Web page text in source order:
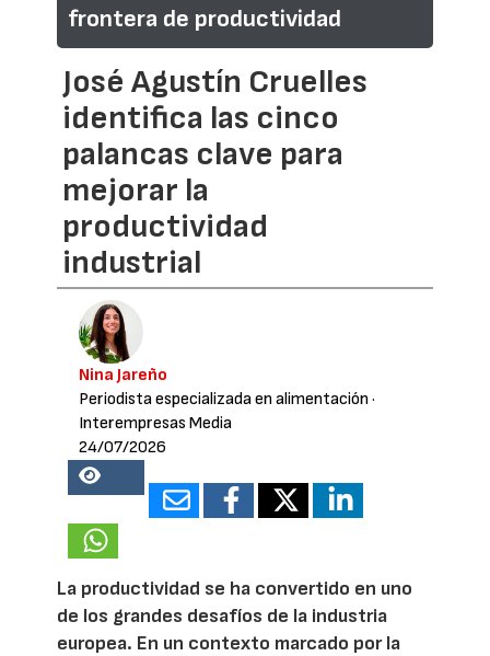
frontera de productividad
José Agustín Cruelles
identifica las cinco
palancas clave para
mejorar la
productividad
industrial
Nina Jareño
Periodista especializada en alimentación ·
Interempresas Media
24/07/2026
19681
La productividad se ha convertido en uno
de los grandes desafíos de la industria
europea. En un contexto marcado por la